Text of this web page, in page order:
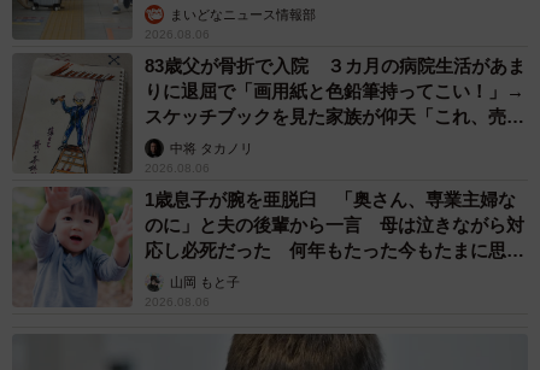
まいどなニュース情報部
2026.08.06
83歳父が骨折で入院 ３カ月の病院生活があま
りに退屈で「画用紙と色鉛筆持ってこい！」→
スケッチブックを見た家族が仰天「これ、売れ
ますよ…」
中将 タカノリ
2026.08.06
1歳息子が腕を亜脱臼 「奥さん、専業主婦な
のに」と夫の後輩から一言 母は泣きながら対
応し必死だった 何年もたった今もたまに思い
出し…山岡 もと子
2026.08.06